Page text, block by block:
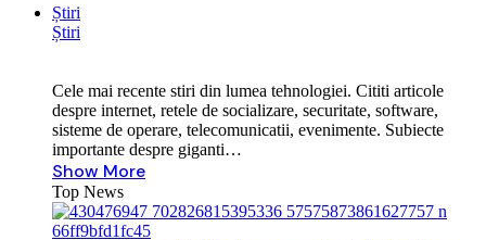
Știri
Știri
Cele mai recente stiri din lumea tehnologiei. Cititi articole
despre internet, retele de socializare, securitate, software,
sisteme de operare, telecomunicatii, evenimente. Subiecte
importante despre giganti…
Show More
Top News